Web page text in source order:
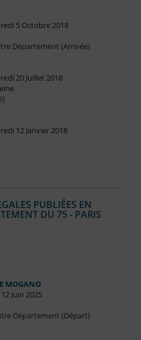
5 Octobre 2018
Département (Arrivée)
20 Juillet 2018
12 Janvier 2018
PUBLIÉES EN
DU 75 - PARIS
MOGANO
Juin 2025
Département (Départ)